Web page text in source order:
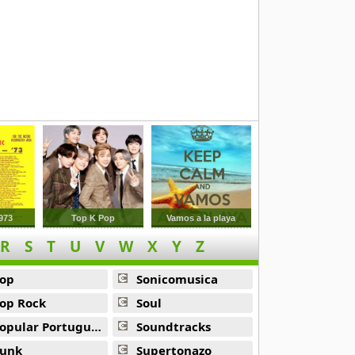
Top K Pop Vamos a la playa
R S T U V W X Y Z
Rock
Portuguesa
Sonicomusica
Soul
Soundtracks
Supertonazo